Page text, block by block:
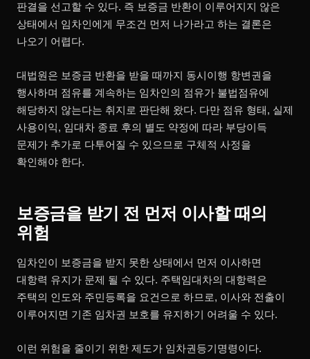
판결을 선고할 수 있다. 즉 보증금 반환이 이루어지지 않은
상태에서 임차인에게 무조건 먼저 나가라고 하는 결론은
나오기 어렵다.
대법원은 보증금 반환을 받을 때까지 동시이행 항변권을
행사하며 점유를 계속하는 임차인의 점유가 불법점유에
해당하지 않는다는 취지로 판단해 왔다. 다만 점유 형태, 실제
사용이익, 임대차 종료 후의 별도 약정에 따라 부당이득
문제가 추가로 다투어질 수 있으므로 구체적 사정을
확인해야 한다.
보증금을 받기 전 먼저 이사할 때의
위험
임차인이 보증금을 받지 못한 상태에서 먼저 이사하면
대항력 유지가 문제 될 수 있다. 주택임대차의 대항력은
주택의 인도와 주민등록을 요건으로 하므로, 이사와 전출이
이루어지면 기존 임차권 보호를 유지하기 어려울 수 있다.
이런 위험을 줄이기 위한 제도가 임차권등기명령이다.